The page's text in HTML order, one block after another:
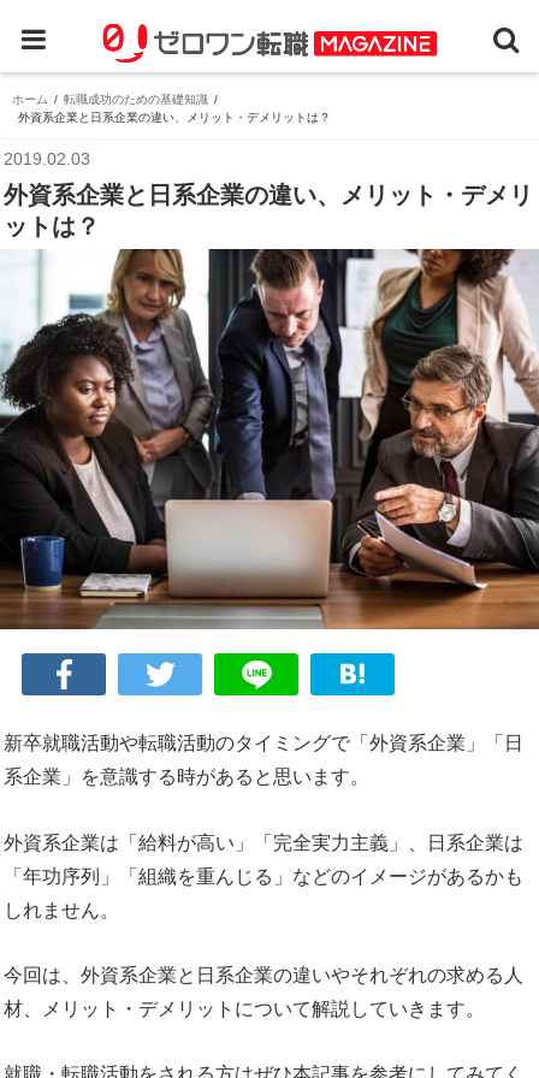
ホーム
転職成功のための基礎知識
外資系企業と日系企業の違い、メリット・デメリットは？
2019.02.03
外資系企業と日系企業の違い、メリット・デメリ
ットは？
新卒就職活動や転職活動のタイミングで「外資系企業」「日
系企業」を意識する時があると思います。
外資系企業は「給料が高い」「完全実力主義」、日系企業は
「年功序列」「組織を重んじる」などのイメージがあるかも
しれません。
今回は、外資系企業と日系企業の違いやそれぞれの求める人
材、メリット・デメリットについて解説していきます。
就職・転職活動をされる方はぜひ本記事を参考にしてみてく